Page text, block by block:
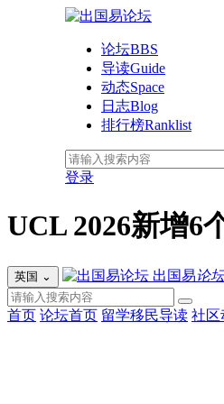
论坛BBS
导读Guide
动态Space
日志Blog
排行榜Ranklist
登录
UCL 2026新增6
英国 ⌄ 出国易论坛
首页 论坛首页 留学移民导读 社区